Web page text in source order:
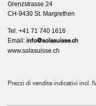
Grenzstrasse 24
CH-9430 St. Margrethen
Tel. +41 71 740 1616
Email: info@solasuisse.ch
www.solasuisse.ch
Prezzi di vendita indicativi incl.